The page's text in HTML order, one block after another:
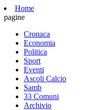
Home
pagine
Cronaca
Economia
Politica
Sport
Eventi
Ascoli Calcio
Samb
33 Comuni
Archivio